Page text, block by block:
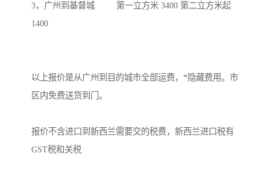
3，广州到基督城         第一立方米 3400 第二立方米起
1400
以上报价是从广州到目的城市全部运费，*隐藏费用。市
区内免费送货到门。
报价不含进口到新西兰需要交的税费，新西兰进口税有
GST税和关税